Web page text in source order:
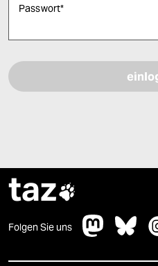
Passwort*
taz
Folgen Sie uns